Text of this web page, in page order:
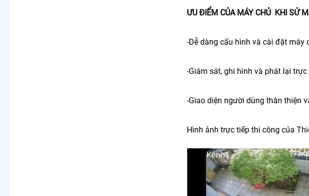
ƯU ĐIỂM CỦA MÁY CHỦ KHI SỬ
-Dễ dàng cấu hình và cài đặt máy
-Giám sát, ghi hình và phát lại
-Giao diện người dùng thân thiện
Hình ảnh trực tiếp thi công của